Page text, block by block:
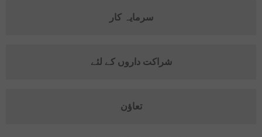
سرمایہ کار
شراکت داروں کے لئے
تعاؤن